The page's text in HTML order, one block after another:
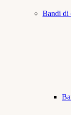
Bandi di